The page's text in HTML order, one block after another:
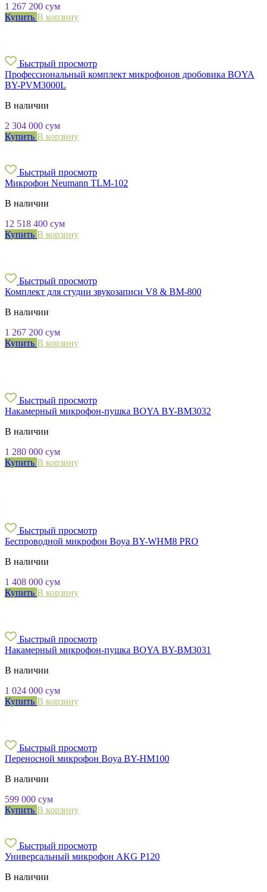
1 267 200 сум
Купить В корзину
Быстрый просмотр
Профессиональный комплект микрофонов дробовика BOYA
BY-PVM3000L
В наличии
2 304 000 сум
Купить В корзину
Быстрый просмотр
Микрофон Neumann TLM-102
В наличии
12 518 400 сум
Купить В корзину
Быстрый просмотр
Комплект для студии звукозаписи V8 & BM-800
В наличии
1 267 200 сум
Купить В корзину
Быстрый просмотр
Накамерный микрофон-пушка BOYA BY-BM3032
В наличии
1 280 000 сум
Купить В корзину
Быстрый просмотр
Беспроводной микрофон Boya BY-WHM8 PRO
В наличии
1 408 000 сум
Купить В корзину
Быстрый просмотр
Накамерный микрофон-пушка BOYA BY-BM3031
В наличии
1 024 000 сум
Купить В корзину
Быстрый просмотр
Переносной микрофон Boya BY-HM100
В наличии
599 000 сум
Купить В корзину
Быстрый просмотр
Универсальный микрофон AKG P120
В наличии